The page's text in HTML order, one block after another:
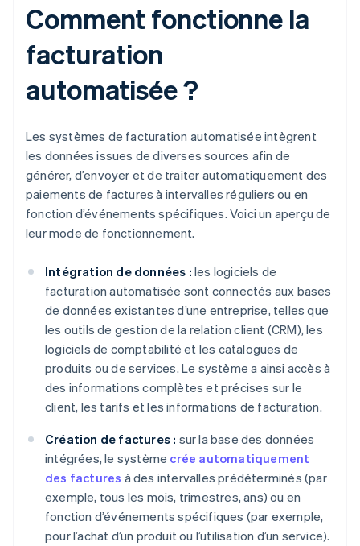
Comment fonctionne la
facturation
automatisée ?
Les systèmes de facturation automatisée intègrent
les données issues de diverses sources afin de
générer, d’envoyer et de traiter automatiquement des
paiements de factures à intervalles réguliers ou en
fonction d’événements spécifiques. Voici un aperçu de
leur mode de fonctionnement.
Intégration de données : les logiciels de
facturation automatisée sont connectés aux bases
de données existantes d’une entreprise, telles que
les outils de gestion de la relation client (CRM), les
logiciels de comptabilité et les catalogues de
produits ou de services. Le système a ainsi accès à
des informations complètes et précises sur le
client, les tarifs et les informations de facturation.
Création de factures : sur la base des données
intégrées, le système crée automatiquement
des factures à des intervalles prédéterminés (par
exemple, tous les mois, trimestres, ans) ou en
fonction d’événements spécifiques (par exemple,
pour l’achat d’un produit ou l’utilisation d’un service).